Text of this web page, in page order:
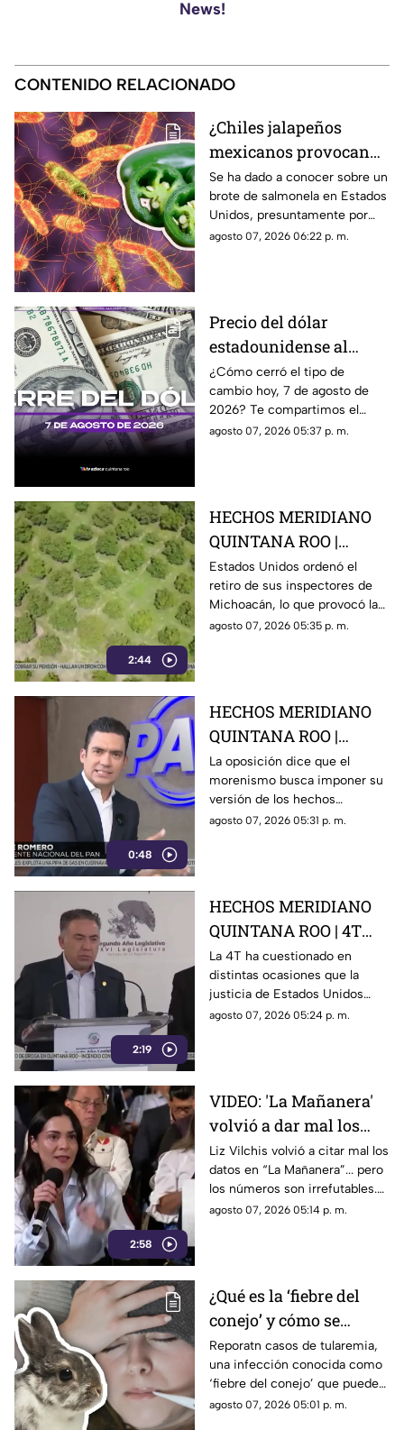
News!
CONTENIDO RELACIONADO
¿Chiles jalapeños
mexicanos provocan
brote de salmonela en
Estados Unidos? Esto
debes saber
Se ha dado a conocer sobre un
brote de salmonela en Estados
Unidos, presuntamente por
chiles jalapeños mexicanos,
agosto 07, 2026 06:22 p. m.
Precio del dólar
estadounidense al
CIERRE de HOY, viernes
7 de agosto de 2026, en
Cancún
¿Cómo cerró el tipo de
cambio hoy, 7 de agosto de
2026? Te compartimos el
precio del dólar al cierre de
agosto 07, 2026 05:37 p. m.
2:44
HECHOS MERIDIANO
QUINTANA ROO |
E.E.U.U retira a sus
inspectores en
Michoacán y provocá
la suspensión de
Estados Unidos ordenó el
retiro de sus inspectores de
Michoacán, lo que provocó la
suspensión de las
agosto 07, 2026 05:35 p. m.
0:48
HECHOS MERIDIANO
QUINTANA ROO |
Oposición señala que el
morenismo quiere
imponer su versión de
los hechos usando la
La oposición dice que el
morenismo busca imponer su
versión de los hechos
mediante la censura, callar los
agosto 07, 2026 05:31 p. m.
2:19
HECHOS MERIDIANO
QUINTANA ROO | 4T
sigue cuestionando los
señalamientos de
E.E.U.U contra
narc0polít1c0s como
La 4T ha cuestionado en
distintas ocasiones que la
justicia de Estados Unidos
proceda contra presuntos
Rocha Moya, Enrique Inzunza y
otros funcionarios morenistas.
agosto 07, 2026 05:24 p. m.
2:58
VIDEO: 'La Mañanera'
volvió a dar mal los
datos: TV Azteca es el
medio tradicional con
mayor alcance y
credibilidad de México
Liz Vilchis volvió a citar mal los
datos en “La Mañanera”... pero
los números son irrefutables.
El estudio internacional de
evidencia, nadie puede.
agosto 07, 2026 05:14 p. m.
¿Qué es la ‘fiebre del
conejo’ y cómo se
contagia? Reportan
casos de tularemia y
genera alerta en la
población
Reporatn casos de tularemia,
una infección conocida como
‘fiebre del conejo’ que puede
resultar muy grave. Te
agosto 07, 2026 05:01 p. m.